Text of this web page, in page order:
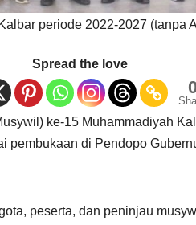
periode 2022-2027 (tanpa
Spread the love
ke-15 Muhammadiyah
pembukaan di Pendopo
peserta, dan peninjau